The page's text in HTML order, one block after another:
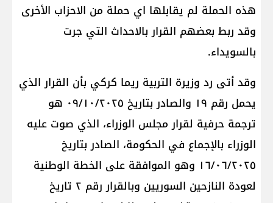
هذه الحملة لم يقابلها اي حملة من الاحزاب الأخرى
وقد ربط بعضهم القرار بالاحداث التي جرت
بالسويداء.
وقد أتى رد وزيرة التربية ريما كركي بأن القرار الذي
يحمل رقم ١٩ والصادر بتاريخ ٠٩/١٠/٢٠٢٥ هو
ترجمة حرفية لقرار مجلس الوزراء، الذي صوت عليه
الوزراء بالإجماع في الحكومة، الصادر بتاريخ
١٦/٠٦/٢٠٢٥ وهو الموافقة على الخطة الوطنية
لعودة النازحين السوريين وبالقرار رقم ٢ تاريخ